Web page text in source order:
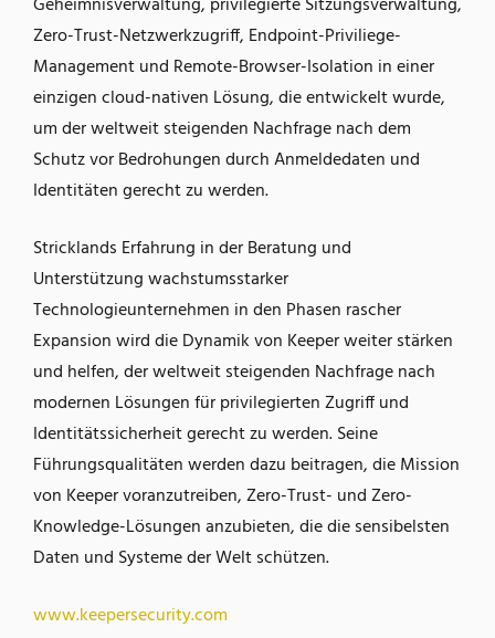
Zero-Trust-Netzwerkzugriff, Endpoint-Priviliege-
Management und Remote-Browser-Isolation in einer
einzigen cloud-nativen Lösung, die entwickelt wurde,
um der weltweit steigenden Nachfrage nach dem
Schutz vor Bedrohungen durch Anmeldedaten und
Identitäten gerecht zu werden.
Stricklands Erfahrung in der Beratung und
Unterstützung wachstumsstarker
Technologieunternehmen in den Phasen rascher
Expansion wird die Dynamik von Keeper weiter stärken
und helfen, der weltweit steigenden Nachfrage nach
modernen Lösungen für privilegierten Zugriff und
Identitätssicherheit gerecht zu werden. Seine
Führungsqualitäten werden dazu beitragen, die Mission
von Keeper voranzutreiben, Zero-Trust- und Zero-
Knowledge-Lösungen anzubieten, die die sensibelsten
Daten und Systeme der Welt schützen.
www.keepersecurity.com